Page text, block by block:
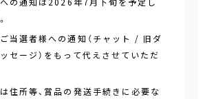
当選者様への通知（チャット / 旧ダ
セージ）をもって代えさせていただ
住所等、賞品の発送手続きに必要な